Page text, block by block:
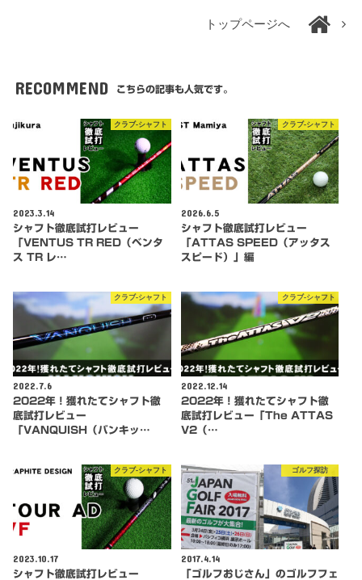
トップページへ
RECOMMEND こちらの記事も人気です。
クラブ-シャフト
2023.3.14
シャフト徹底試打レビュー
「VENTUS TR RED（ベンタ
ス TR レ…
クラブ-シャフト
2026.6.5
シャフト徹底試打レビュー
「ATTAS SPEED（アッタス
スピード）」編
クラブ-シャフト
2022.7.6
2022年！獲れたてシャフト徹
底試打レビュー
「VANQUISH（バンキッ…
クラブ-シャフト
2022.12.14
2022年！獲れたてシャフト徹
底試打レビュー「The ATTAS
V2（…
クラブ-シャフト
2023.10.17
シャフト徹底試打レビュー
ゴルフ探訪
2017.4.14
「ゴルフおじさん」のゴルフフェ